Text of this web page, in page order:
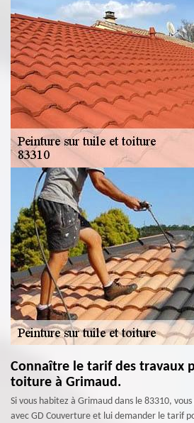
Connaître le tarif des travaux
toiture à Grimaud.
Si vous habitez à Grimaud dans le 83310,
avec GD Couverture et lui demander le tarif